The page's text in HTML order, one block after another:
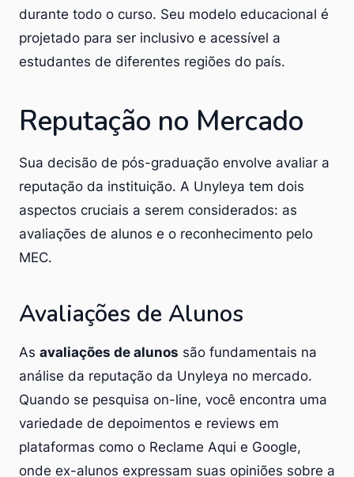
durante todo o curso. Seu modelo educacional é
projetado para ser inclusivo e acessível a
estudantes de diferentes regiões do país.
Reputação no Mercado
Sua decisão de pós-graduação envolve avaliar a
reputação da instituição. A Unyleya tem dois
aspectos cruciais a serem considerados: as
avaliações de alunos e o reconhecimento pelo
MEC.
Avaliações de Alunos
As avaliações de alunos são fundamentais na
análise da reputação da Unyleya no mercado.
Quando se pesquisa on-line, você encontra uma
variedade de depoimentos e reviews em
plataformas como o Reclame Aqui e Google,
onde ex-alunos expressam suas opiniões sobre a